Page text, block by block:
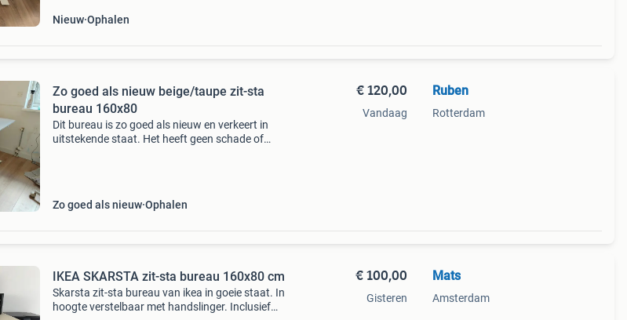
Nieuw Ophalen
Zo goed als nieuw beige/taupe zit-sta
bureau 160x80
Dit bureau is zo goed als nieuw en verkeert in
uitstekende staat. Het heeft geen schade of
Zo goed als nieuw Ophalen
€ 120,00
Vandaag
Ruben
Rotterdam
IKEA SKARSTA zit-sta bureau 160x80 cm
Skarsta zit-sta bureau van ikea in goeie staat. In
hoogte verstelbaar met handslinger. Inclusief
€ 100,00
Gisteren
Mats
Amsterdam